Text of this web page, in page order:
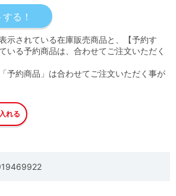
示されている在庫販売商品と、【予約す
いる予約商品は、合わせてご注文いただく
予約商品」は合わせてご注文いただく事が